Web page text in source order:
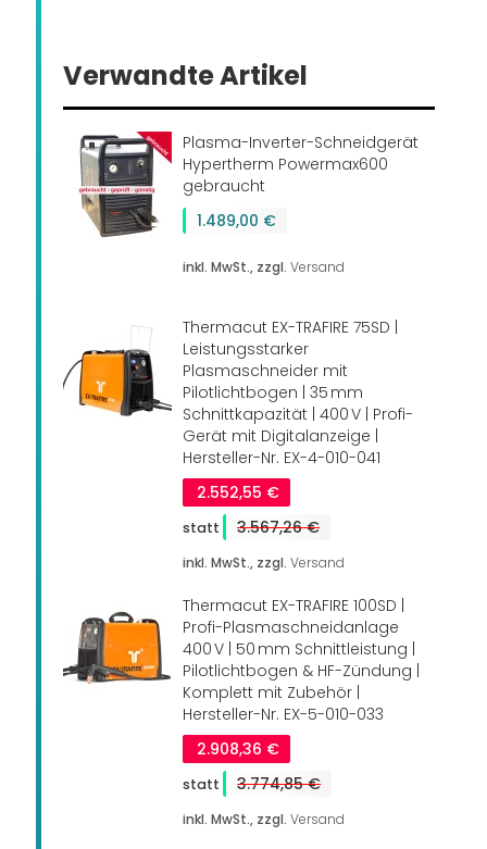
Verwandte Artikel
Plasma-Inverter-Schneidgerät
Hypertherm Powermax600
gebraucht
1.489,00 €
inkl. MwSt., zzgl.Versand
Thermacut EX-TRAFIRE 75SD |
Leistungsstarker
Plasmaschneider mit
Pilotlichtbogen | 35 mm
Schnittkapazität | 400 V | Profi-
Gerät mit Digitalanzeige |
Hersteller-Nr. EX-4-010-041
2.552,55 €
3.567,26 €
inkl. MwSt., zzgl.Versand
Thermacut EX-TRAFIRE 100SD |
Profi-Plasmaschneidanlage
400 V | 50 mm Schnittleistung |
Pilotlichtbogen & HF-Zündung |
Komplett mit Zubehör |
Hersteller-Nr. EX-5-010-033
2.908,36 €
3.774,85 €
inkl. MwSt., zzgl.Versand